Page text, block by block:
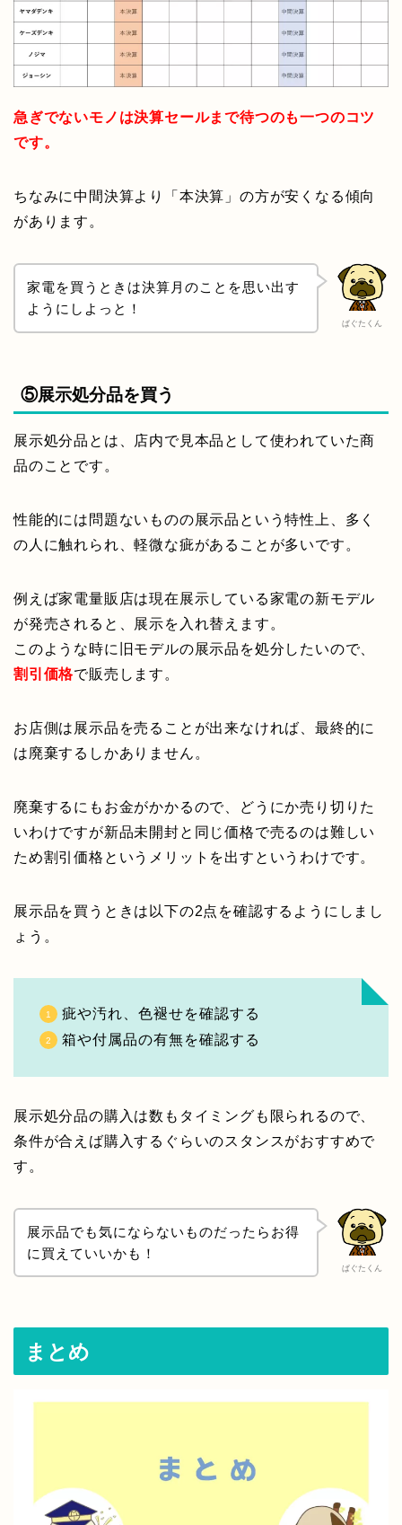
急ぎでないモノは決算セールまで待つのも一つのコツ
です。
ちなみに中間決算より「本決算」の方が安くなる傾向
があります。
ぱぐたくん
家電を買うときは決算月のことを思い出す
ようにしよっと！
⑤展示処分品を買う
展示処分品とは、店内で見本品として使われていた商
品のことです。
性能的には問題ないものの展示品という特性上、多く
の人に触れられ、軽微な疵があることが多いです。
例えば家電量販店は現在展示している家電の新モデル
が発売されると、展示を入れ替えます。
このような時に旧モデルの展示品を処分したいので、
割引価格で販売します。
お店側は展示品を売ることが出来なければ、最終的に
は廃棄するしかありません。
廃棄するにもお金がかかるので、どうにか売り切りた
いわけですが新品未開封と同じ価格で売るのは難しい
ため割引価格というメリットを出すというわけです。
展示品を買うときは以下の2点を確認するようにしまし
ょう。
疵や汚れ、色褪せを確認する
箱や付属品の有無を確認する
展示処分品の購入は数もタイミングも限られるので、
条件が合えば購入するぐらいのスタンスがおすすめで
す。
ぱぐたくん
展示品でも気にならないものだったらお得
に買えていいかも！
まとめ